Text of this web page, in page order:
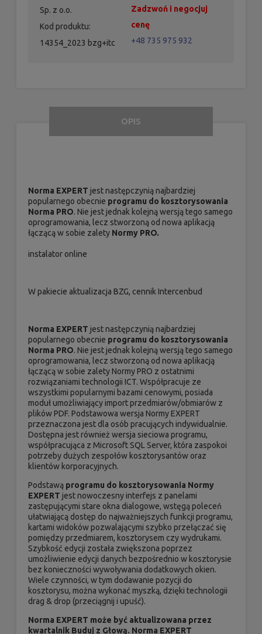
Sp. z o.o.
Kod produktu:
14354_2023 bzg+itc
Zadzwoń i negocjuj
cenę
+48 735 975 932
OPIS
Norma EXPERT jest następczynią najbardziej
popularnego obecnie programu do kosztorysowania
Norma PRO. Nie jest jednak kolejną wersją tego samego
oprogramowania, lecz stworzoną od nowa aplikacją
łączącą w sobie zalety Normy PRO.
instalator online
W pakiecie aktualizacja BZG, cennik Intercenbud
Norma EXPERT jest następczynią najbardziej
popularnego obecnie programu do kosztorysowania
Norma PRO. Nie jest jednak kolejną wersją tego samego
oprogramowania, lecz stworzoną od nowa aplikacją
łączącą w sobie zalety Normy PRO z ostatnimi
rozwiązaniami technologii ICT. Współpracuje ze
wszystkimi popularnymi bazami cenowymi, posiada
moduł umożliwiający import przedmiarów/obmiarów z
plików PDF. Podstawowa wersja Normy EXPERT
przeznaczona jest dla osób pracujących indywidualnie.
Dostępna jest również wersja sieciowa programu,
współpracująca z Microsoft SQL Server, która zaspokoi
potrzeby dużych zespołów kosztorysantów oraz
klientów korporacyjnych.
Podstawą programu do kosztorysowania Normy
EXPERT jest nowoczesny interfejs z panelami
zastępującymi stare okna dialogowe, wstęgą poleceń
ułatwiającą dostęp do najważniejszych funkcji programu,
kartami widoków pozwalającymi szybko przełączać się
pomiędzy przedmiarem, kosztorysem czy wydrukami.
Szybkość edycji została zwiększona poprzez
umożliwienie edycji danych bezpośrednio w kosztorysie
bez konieczności wywoływania dodatkowych okien.
Wiele czynności, w tym dodawanie pozycji do
kosztorysu, można wykonać myszką, dzięki technologii
drag & drop (przeciągnij i upuść).
Norma EXPERT może być aktualizowana przez
kwartalnik Buduj z Głową. Norma EXPERT